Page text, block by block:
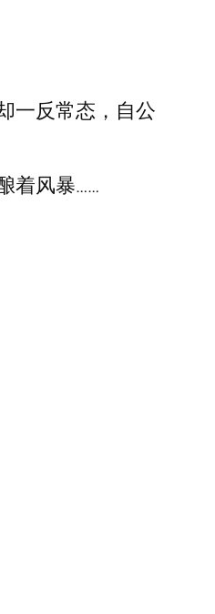
一反常态，自公
着风暴……